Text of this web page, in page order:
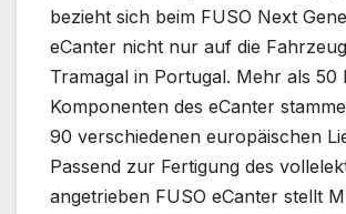
bezieht sich beim FUSO Next
eCanter nicht nur auf die
Tramagal in Portugal. Mehr als 50
Komponenten des eCanter
90 verschiedenen europäischen
Passend zur Fertigung des
angetrieben FUSO eCanter stellt